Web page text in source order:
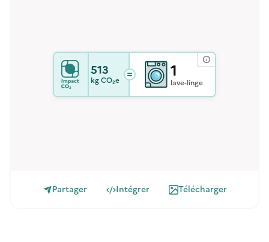
513
kgCO₂e 1
lave-linge
Partager Intégrer Télécharger